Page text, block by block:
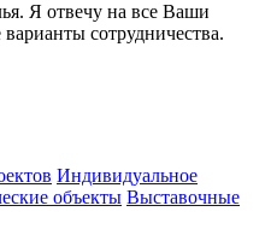
Я отвечу на все Ваши
сотрудничества.
Индивидуальное
объекты Выставочные